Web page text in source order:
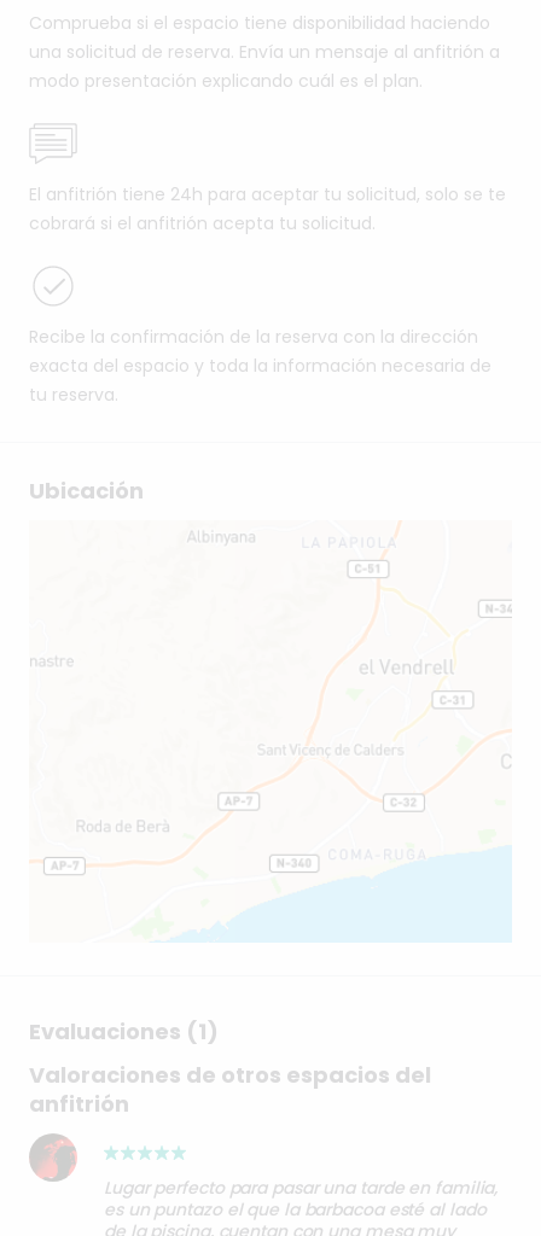
Comprueba si el espacio tiene disponibilidad haciendo
una solicitud de reserva. Envía un mensaje al anfitrión a
modo presentación explicando cuál es el plan.
El anfitrión tiene 24h para aceptar tu solicitud, solo se te
cobrará si el anfitrión acepta tu solicitud.
Recibe la confirmación de la reserva con la dirección
exacta del espacio y toda la información necesaria de
tu reserva.
Ubicación
Evaluaciones (1)
Valoraciones de otros espacios del
anfitrión
Lugar perfecto para pasar una tarde en familia,
es un puntazo el que la barbacoa esté al lado